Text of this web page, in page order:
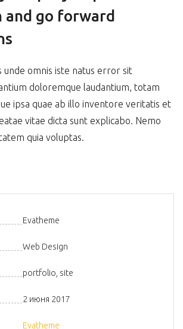
go forward
unde omnis iste natus error sit
doloremque laudantium, totam
ipsa quae ab illo inventore veritatis et
vitae dicta sunt explicabo. Nemo
quia voluptas.
Evatheme
Web Design
portfolio site
2 июня 2017
Evatheme